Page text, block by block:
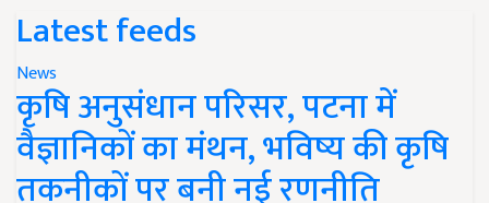
Latest feeds
News
कृषि अनुसंधान परिसर, पटना में
वैज्ञानिकों का मंथन, भविष्य की कृषि
तकनीकों पर बनी नई रणनीति